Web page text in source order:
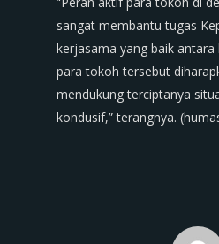
sangat membantu tugas
kerjasama yang baik antara
para tokoh tersebut
mendukung terciptanya
kondusif,” terangnya.